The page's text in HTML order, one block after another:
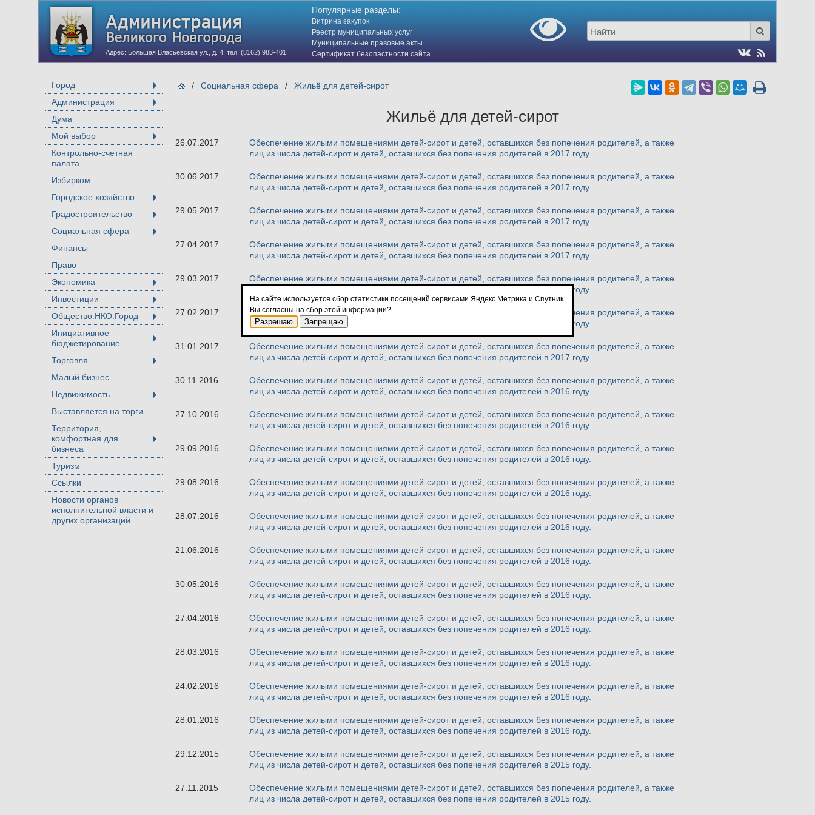
Адрес: Большая Власьевская ул., д. 4, тел: (8162) 983-401
Популярные разделы:
Витрина закупок
Реестр муниципальных услуг
Муниципальные правовые акты
Сертификат безопастности сайта
(HTTPS)
Город
Администрация
Дума
Мой выбор
Контрольно-счетная
палата
Избирком
Городское хозяйство
Градостроительство
Социальная сфера
Финансы
Право
Экономика
Инвестиции
Общество.НКО.Город
Инициативное
бюджетирование
Торговля
Малый бизнес
Недвижимость
Выставляется на торги
Территория,
комфортная для
бизнеса
Туризм
Ссылки
Новости органов
исполнительной власти и
других организаций
/ Социальная сфера / Жильё для детей-сирот
Жильё для детей-сирот
26.07.2017
Обеспечение жилыми помещениями детей-сирот и детей, оставшихся без попечения родителей, а также
лиц из числа детей-сирот и детей, оставшихся без попечения родителей в 2017 году.
30.06.2017
Обеспечение жилыми помещениями детей-сирот и детей, оставшихся без попечения родителей, а также
лиц из числа детей-сирот и детей, оставшихся без попечения родителей в 2017 году.
29.05.2017
Обеспечение жилыми помещениями детей-сирот и детей, оставшихся без попечения родителей, а также
лиц из числа детей-сирот и детей, оставшихся без попечения родителей в 2017 году.
27.04.2017
Обеспечение жилыми помещениями детей-сирот и детей, оставшихся без попечения родителей, а также
лиц из числа детей-сирот и детей, оставшихся без попечения родителей в 2017 году.
29.03.2017
Обеспечение жилыми помещениями детей-сирот и детей, оставшихся без попечения родителей, а также
лиц из числа детей-сирот и детей, оставшихся без попечения родителей в 2017 году.
27.02.2017
Обеспечение жилыми помещениями детей-сирот и детей, оставшихся без попечения родителей, а также
лиц из числа детей-сирот и детей, оставшихся без попечения родителей в 2017 году.
31.01.2017
Обеспечение жилыми помещениями детей-сирот и детей, оставшихся без попечения родителей, а также
лиц из числа детей-сирот и детей, оставшихся без попечения родителей в 2017 году.
30.11.2016
Обеспечение жилыми помещениями детей-сирот и детей, оставшихся без попечения родителей, а также
лиц из числа детей-сирот и детей, оставшихся без попечения родителей в 2016 году
27.10.2016
Обеспечение жилыми помещениями детей-сирот и детей, оставшихся без попечения родителей, а также
лиц из числа детей-сирот и детей, оставшихся без попечения родителей в 2016 году
29.09.2016
Обеспечение жилыми помещениями детей-сирот и детей, оставшихся без попечения родителей, а также
лиц из числа детей-сирот и детей, оставшихся без попечения родителей в 2016 году.
29.08.2016
Обеспечение жилыми помещениями детей-сирот и детей, оставшихся без попечения родителей, а также
лиц из числа детей-сирот и детей, оставшихся без попечения родителей в 2016 году.
28.07.2016
Обеспечение жилыми помещениями детей-сирот и детей, оставшихся без попечения родителей, а также
лиц из числа детей-сирот и детей, оставшихся без попечения родителей в 2016 году.
21.06.2016
Обеспечение жилыми помещениями детей-сирот и детей, оставшихся без попечения родителей, а также
лиц из числа детей-сирот и детей, оставшихся без попечения родителей в 2016 году.
30.05.2016
Обеспечение жилыми помещениями детей-сирот и детей, оставшихся без попечения родителей, а также
лиц из числа детей-сирот и детей, оставшихся без попечения родителей в 2016 году.
27.04.2016
Обеспечение жилыми помещениями детей-сирот и детей, оставшихся без попечения родителей, а также
лиц из числа детей-сирот и детей, оставшихся без попечения родителей в 2016 году.
28.03.2016
Обеспечение жилыми помещениями детей-сирот и детей, оставшихся без попечения родителей, а также
лиц из числа детей-сирот и детей, оставшихся без попечения родителей в 2016 году.
24.02.2016
Обеспечение жилыми помещениями детей-сирот и детей, оставшихся без попечения родителей, а также
лиц из числа детей-сирот и детей, оставшихся без попечения родителей в 2016 году.
28.01.2016
Обеспечение жилыми помещениями детей-сирот и детей, оставшихся без попечения родителей, а также
лиц из числа детей-сирот и детей, оставшихся без попечения родителей в 2016 году.
29.12.2015
Обеспечение жилыми помещениями детей-сирот и детей, оставшихся без попечения родителей, а также
лиц из числа детей-сирот и детей, оставшихся без попечения родителей в 2015 году.
27.11.2015
Обеспечение жилыми помещениями детей-сирот и детей, оставшихся без попечения родителей, а также
лиц из числа детей-сирот и детей, оставшихся без попечения родителей в 2015 году.
На сайте используется сбор статистики посещений сервисами Яндекс.Метрика и Спутник.
Вы согласны на сбор этой информации?
Разрешаю Запрещаю